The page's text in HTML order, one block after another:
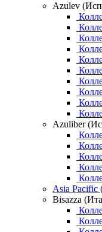
Azulev
Azuliber
Asia Pacific
Bisazza